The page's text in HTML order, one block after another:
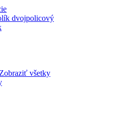
Zobraziť všetky